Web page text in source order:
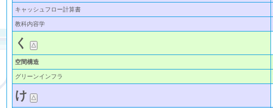
キャッシュフロー計算書
教科内容学
く
空間構造
グリーンインフラ
け